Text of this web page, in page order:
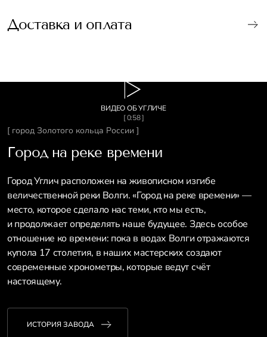
Доставка и оплата
ВИДЕО ОБ УГЛИЧЕ
[ 0:58 ]
[ город Золотого кольца России ]
Город на реке времени
Город Углич расположен на живописном изгибе
величественной реки Волги. «Город на реке времени» —
место, которое сделало нас теми, кто мы есть,
и продолжает определять наше будущее. Здесь особое
отношение ко времени: пока в водах Волги отражаются
купола 17 столетия, в наших мастерских создают
современные хронометры, которые ведут счёт
настоящему.
ИСТОРИЯ ЗАВОДА